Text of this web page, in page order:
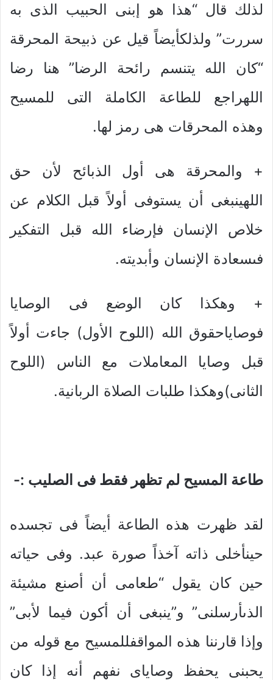
لذلك قال “هذا هو إبنى الحبيب الذى به
سررت” ولذلكأيضاً قيل عن ذبيحة المحرقة
“كان الله يتنسم رائحة الرضا” هنا رضا
اللهراجع للطاعة الكاملة التى للمسيح
وهذه المحرقات هى رمز لها.
+ والمحرقة هى أول الذبائح لأن حق
اللهينبغى أن يستوفى أولاً قبل الكلام عن
خلاص الإنسان فإرضاء الله قبل التفكير
فىسعادة الإنسان وأبديته.
+ وهكذا كان الوضع فى الوصايا
فوصاياحقوق الله (اللوح الأول) جاءت أولاً
قبل وصايا المعاملات مع الناس (اللوح
الثانى)وهكذا طلبات الصلاة الربانية.
طاعة المسيح لم تظهر فقط فى الصليب :-
لقد ظهرت هذه الطاعة أيضاً فى تجسده
حينأخلى ذاته آخذاً صورة عبد. وفى حياته
حين كان يقول “طعامى أن أصنع مشيئة
الذىأرسلنى” و”ينبغى أن أكون فيما لأبى”
وإذا قارننا هذه المواقفللمسيح مع قوله من
يحبنى يحفظ وصاياى نفهم أنه إذا كان